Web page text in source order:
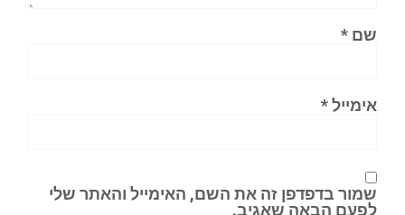
*
אימייל*
שמור בדפדפן זה את השם, האימייל והאתר שלי
לפעם הבאה שאגיב.